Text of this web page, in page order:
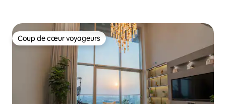
Coup de cœur voyageurs
Coup de cœur voyageurs